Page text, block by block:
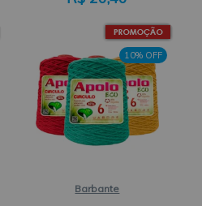
10% OFF
Barbante